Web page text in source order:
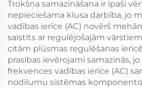
Trokšņa samazināšana ir īpaši
nepieciešama klusa darbība, jo
vadības ierīce (AC) novērš
saistīts ar regulējošajām
citām plūsmas regulēšanas
prasības ievērojami samazinās,
frekvences vadības ierīce (AC)
nodilumu sistēmas